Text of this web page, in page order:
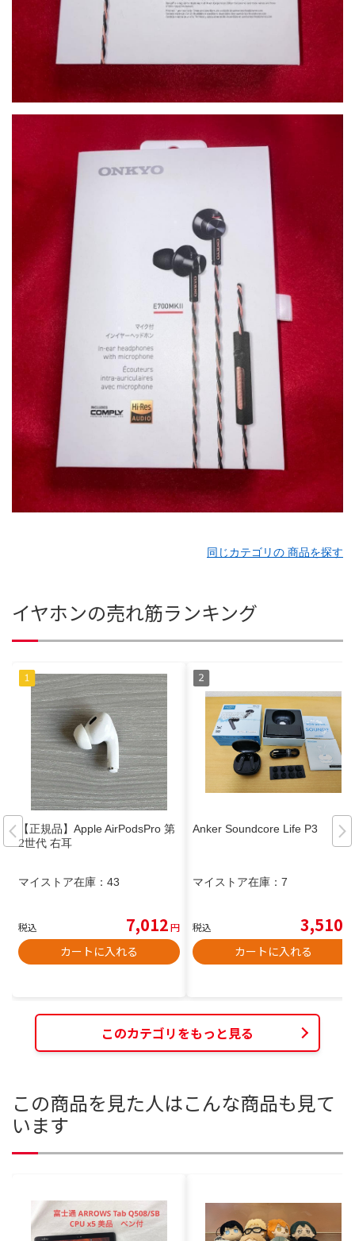
同じカテゴリの 商品を探す
イヤホンの売れ筋ランキング
【正規品】Apple AirPodsPro 第
2世代 右耳
マイストア在庫： 43
税込 7,012円
カートに入れる
Anker Soundcore Life P3
マイストア在庫： 7
税込 3,510
カートに入れる
このカテゴリをもっと見る
この商品を見た人はこんな商品も見て
います